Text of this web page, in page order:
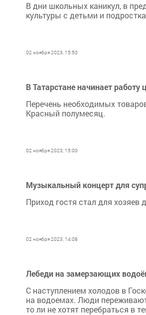
В дни школьных каникул, в
культуры с детьми и
02 ноября 2023, 15:50
В Татарстане начинает
Перечень необходимых
Красный полумесяц.
02 ноября 2023, 15:00
Музыкальный концерт для
Приход гостя стал для
02 ноября 2023, 14:08
Лебеди на замерзающих
С наступлением холодов в
на водоемах. Люди
то ли не хотят перебраться в